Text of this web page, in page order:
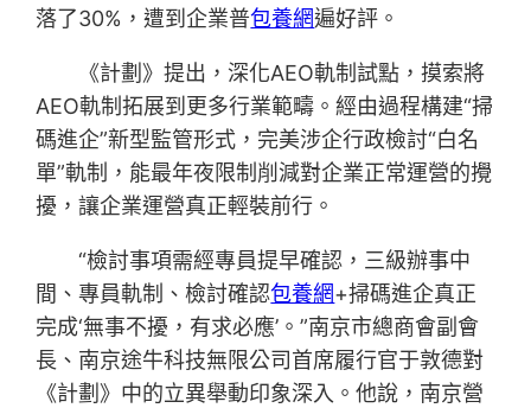
落了30%，遭到企業普包養網遍好評。
《計劃》提出，深化AEO軌制試點，摸索將
AEO軌制拓展到更多行業範疇。經由過程構建“掃
碼進企”新型監管形式，完美涉企行政檢討“白名
單”軌制，能最年夜限制削減對企業正常運營的攪
擾，讓企業運營真正輕裝前行。
“檢討事項需經專員提早確認，三級辦事中
間、專員軌制、檢討確認包養網+掃碼進企真正
完成‘無事不擾，有求必應’。”南京市總商會副會
長、南京途牛科技無限公司首席履行官于敦德對
《計劃》中的立異舉動印象深入。他說，南京營